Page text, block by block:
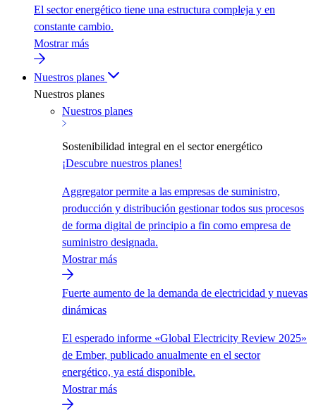
El sector energético tiene una estructura compleja y en
constante cambio.
Mostrar más
Nuestros planes
Nuestros planes
Nuestros planes
Sostenibilidad integral en el sector energético
¡Descubre nuestros planes!
Aggregator permite a las empresas de suministro,
producción y distribución gestionar todos sus procesos
de forma digital de principio a fin como empresa de
suministro designada.
Mostrar más
Fuerte aumento de la demanda de electricidad y nuevas
dinámicas
El esperado informe «Global Electricity Review 2025»
de Ember, publicado anualmente en el sector
energético, ya está disponible.
Mostrar más